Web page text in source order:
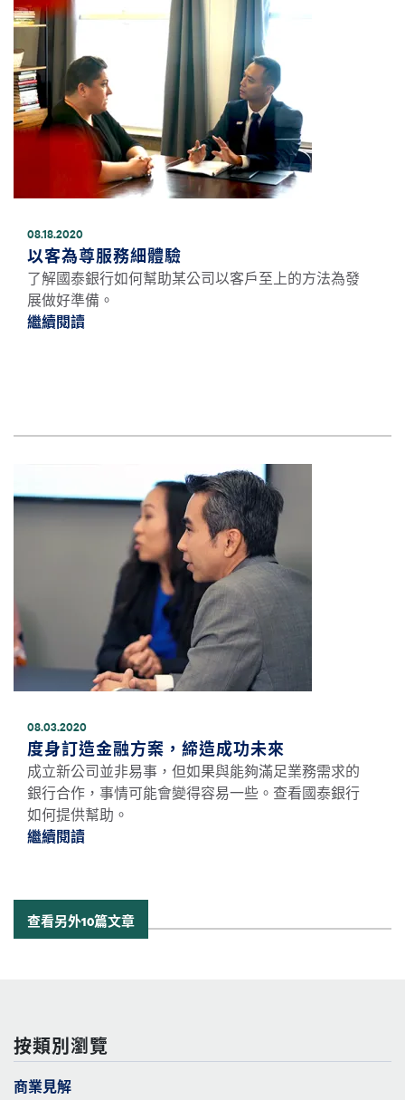
08.18.2020
以客為尊服務細體驗
了解國泰銀行如何幫助某公司以客戶至上的方法為發
展做好準備。
繼續閱讀繼續閱讀以客為尊服務細體驗 *
08.03.2020
度身訂造金融方案，締造成功未來
成立新公司並非易事，但如果與能夠滿足業務需求的
銀行合作，事情可能會變得容易一些。查看國泰銀行
如何提供幫助。
繼續閱讀繼續閱讀度身訂造金融方案，締造成功未來 *
按類別瀏覽
商業見解
查看另外10篇文章